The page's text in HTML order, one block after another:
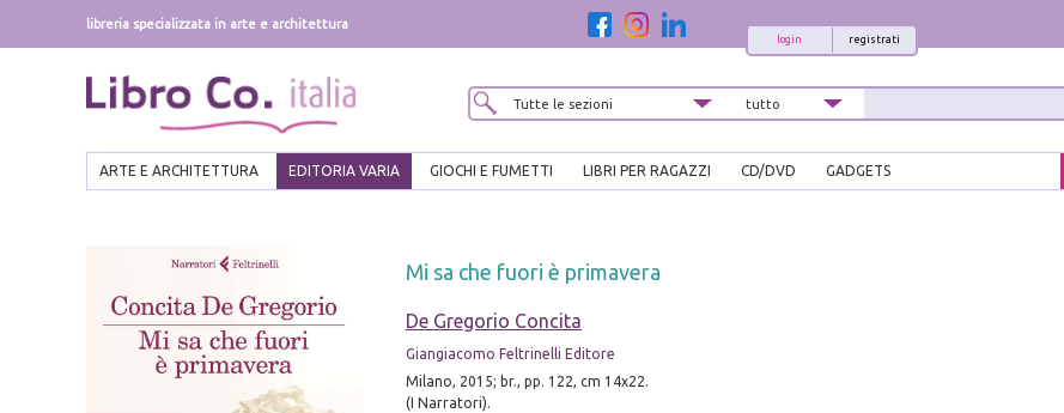
libreria specializzata in arte e architettura
registrati
login
ARTE E ARCHITETTURA EDITORIA VARIA GIOCHI E FUMETTI LIBRI PER RAGAZZI CD/DVD GADGETS
Mi sa che fuori è primavera
De Gregorio Concita
Giangiacomo Feltrinelli Editore
Milano, 2015; br., pp. 122, cm 14x22.
(I Narratori).